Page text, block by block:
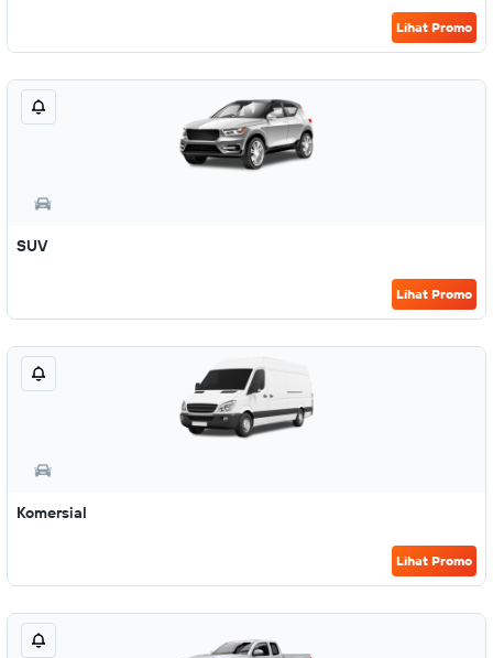
Lihat Promo
SUV
Lihat Promo
Komersial
Lihat Promo